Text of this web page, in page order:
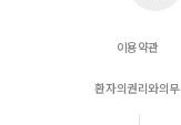
이용약관
환자의권리와의무